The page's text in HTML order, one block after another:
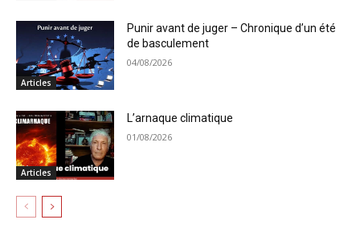
Articles
Punir avant de juger – Chronique d’un été
de basculement
04/08/2026
Articles
L’arnaque climatique
01/08/2026